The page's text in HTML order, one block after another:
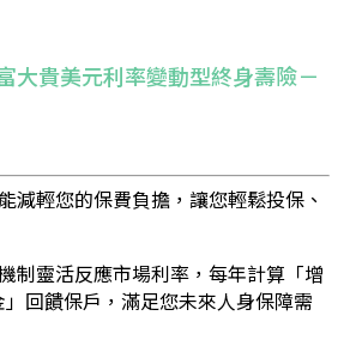
大貴美元利率變動型終身壽險－
減輕您的保費負擔，讓您輕鬆投保、
制靈活反應市場利率，每年計算「增
回饋保戶，滿足您未來人身保障需